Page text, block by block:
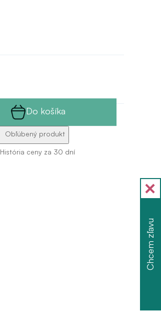
Do košíka
Obľúbený produkt
História ceny za 30 dní
Chcem zľavu